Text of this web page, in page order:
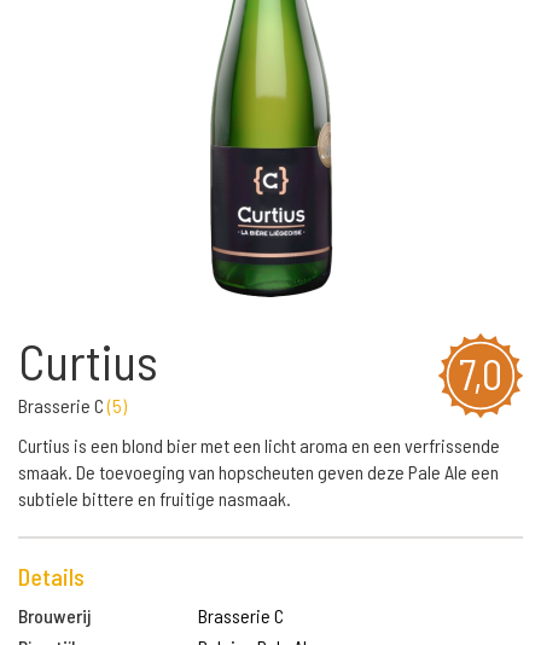
7,0
Curtius
Brasserie C(5)
Curtius is een blond bier met een licht aroma en een verfrissende
smaak. De toevoeging van hopscheuten geven deze Pale Ale een
subtiele bittere en fruitige nasmaak.
Details
Brouwerij
Brasserie C